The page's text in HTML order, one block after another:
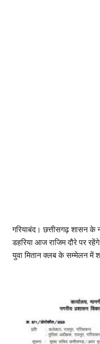
गरियाबंद। छत्तीसगढ़ शासन के
डहरिया आज राजिम दौरे पर
युवा मितान क्लब के सम्मेलन में